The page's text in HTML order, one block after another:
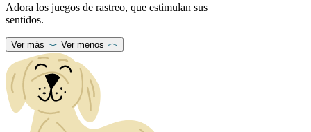
Adora los juegos de rastreo, que estimulan sus
sentidos.
Ver más Ver menos